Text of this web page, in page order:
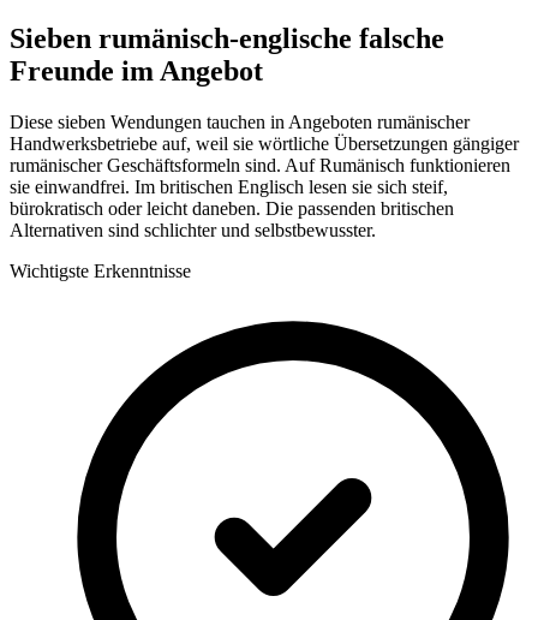
Sieben rumänisch-englische falsche
Freunde im Angebot
Diese sieben Wendungen tauchen in Angeboten rumänischer
Handwerksbetriebe auf, weil sie wörtliche Übersetzungen gängiger
rumänischer Geschäftsformeln sind. Auf Rumänisch funktionieren
sie einwandfrei. Im britischen Englisch lesen sie sich steif,
bürokratisch oder leicht daneben. Die passenden britischen
Alternativen sind schlichter und selbstbewusster.
Wichtigste Erkenntnisse